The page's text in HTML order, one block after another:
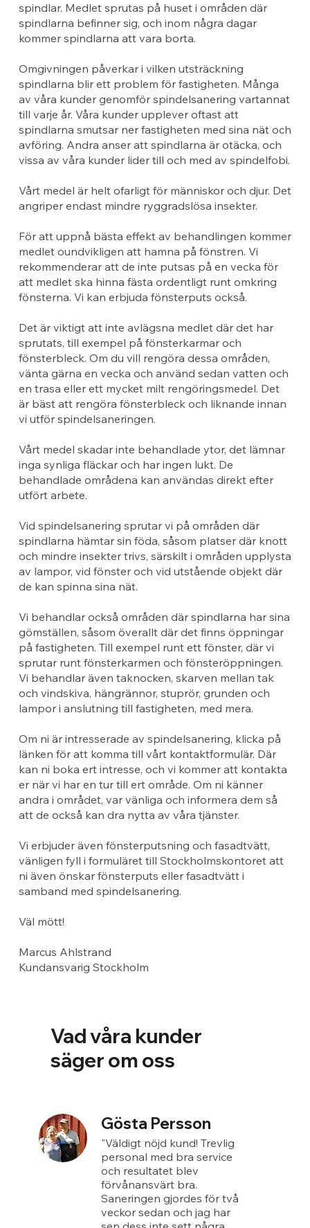
spindlar. Medlet sprutas på huset i områden där
spindlarna befinner sig, och inom några dagar
kommer spindlarna att vara borta.
Omgivningen påverkar i vilken utsträckning
spindlarna blir ett problem för fastigheten. Många
av våra kunder genomför spindelsanering vartannat
till varje år. Våra kunder upplever oftast att
spindlarna smutsar ner fastigheten med sina nät och
avföring. Andra anser att spindlarna är otäcka, och
vissa av våra kunder lider till och med av spindelfobi.
Vårt medel är helt ofarligt för människor och djur. Det
angriper endast mindre ryggradslösa insekter.
För att uppnå bästa effekt av behandlingen kommer
medlet oundvikligen att hamna på fönstren. Vi
rekommenderar att de inte putsas på en vecka för
att medlet ska hinna fästa ordentligt runt omkring
fönsterna. Vi kan erbjuda fönsterputs också.
Det är viktigt att inte avlägsna medlet där det har
sprutats, till exempel på fönsterkarmar och
fönsterbleck. Om du vill rengöra dessa områden,
vänta gärna en vecka och använd sedan vatten och
en trasa eller ett mycket milt rengöringsmedel. Det
är bäst att rengöra fönsterbleck och liknande innan
vi utför spindelsaneringen.
Vårt medel skadar inte behandlade ytor, det lämnar
inga synliga fläckar och har ingen lukt. De
behandlade områdena kan användas direkt efter
utfört arbete.
Vid spindelsanering sprutar vi på områden där
spindlarna hämtar sin föda, såsom platser där knott
och mindre insekter trivs, särskilt i områden upplysta
av lampor, vid fönster och vid utstående objekt där
de kan spinna sina nät.
Vi behandlar också områden där spindlarna har sina
gömställen, såsom överallt där det finns öppningar
på fastigheten. Till exempel runt ett fönster, där vi
sprutar runt fönsterkarmen och fönsteröppningen.
Vi behandlar även taknocken, skarven mellan tak
och vindskiva, hängrännor, stuprör, grunden och
lampor i anslutning till fastigheten, med mera.
Om ni är intresserade av spindelsanering, klicka på
länken för att komma till vårt kontaktformulär. Där
kan ni boka ert intresse, och vi kommer att kontakta
er när vi har en tur till ert område. Om ni känner
andra i området, var vänliga och informera dem så
att de också kan dra nytta av våra tjänster.
Vi erbjuder även fönsterputsning och fasadtvätt,
vänligen fyll i formuläret till Stockholmskontoret att
ni även önskar fönsterputs eller fasadtvätt i
samband med spindelsanering.
Väl mött!
Marcus Ahlstrand
Kundansvarig Stockholm
Vad våra kunder
säger om oss
Gösta Persson
"Väldigt nöjd kund! Trevlig
personal med bra service
och resultatet blev
förvånansvärt bra.
Saneringen gjordes för två
veckor sedan och jag har